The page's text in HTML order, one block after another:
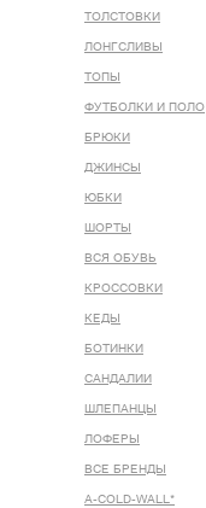
ТОЛСТОВКИ
ЛОНГСЛИВЫ
ТОПЫ
ФУТБОЛКИ И ПОЛО
БРЮКИ
ДЖИНСЫ
ЮБКИ
ШОРТЫ
ВСЯ ОБУВЬ
КРОССОВКИ
КЕДЫ
БОТИНКИ
САНДАЛИИ
ШЛЕПАНЦЫ
ЛОФЕРЫ
ВСЕ БРЕНДЫ
A-COLD-WALL*